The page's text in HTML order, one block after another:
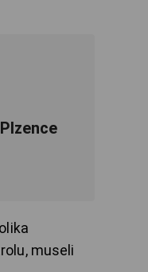
museli